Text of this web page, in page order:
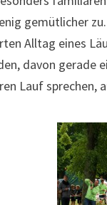
gemütlicher
Alltag eines
davon gerade
Lauf sprechen,